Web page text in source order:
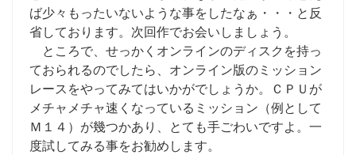
ば少々もったいないような事をしたなぁ・・・と反
省しております。次回作でお会いしましょう。
ところで、せっかくオンラインのディスクを持っ
ておられるのでしたら、オンライン版のミッション
レースをやってみてはいかがでしょうか。ＣＰＵが
メチャメチャ速くなっているミッション（例として
Ｍ１４）が幾つかあり、とても手ごわいですよ。一
度試してみる事をお勧めします。